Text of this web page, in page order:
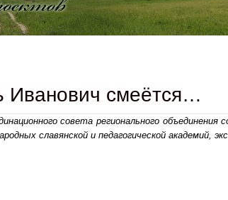
Иванович смеётся…
совета регионального объединения
славянской и педагогической академий,